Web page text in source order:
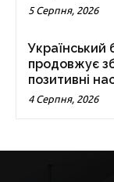
5 Серпня, 2026
Український
продовжує
позитивні
4 Серпня, 2026